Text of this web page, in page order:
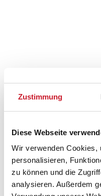
Zustimmung
Diese Webseite
Wir verwenden Cookies,
personalisieren,
zu können und die
analysieren. Außerdem
Anzahl Reisende
Anreisetag im
Sie bekommen
Bitte beachten Sie, dass
Reisezeitraumes auch